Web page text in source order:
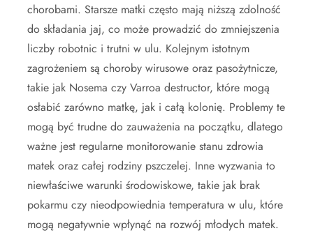
chorobami. Starsze matki często mają niższą zdolność
do składania jaj, co może prowadzić do zmniejszenia
liczby robotnic i trutni w ulu. Kolejnym istotnym
zagrożeniem są choroby wirusowe oraz pasożytnicze,
takie jak Nosema czy Varroa destructor, które mogą
osłabić zarówno matkę, jak i całą kolonię. Problemy te
mogą być trudne do zauważenia na początku, dlatego
ważne jest regularne monitorowanie stanu zdrowia
matek oraz całej rodziny pszczelej. Inne wyzwania to
niewłaściwe warunki środowiskowe, takie jak brak
pokarmu czy nieodpowiednia temperatura w ulu, które
mogą negatywnie wpłynąć na rozwój młodych matek.